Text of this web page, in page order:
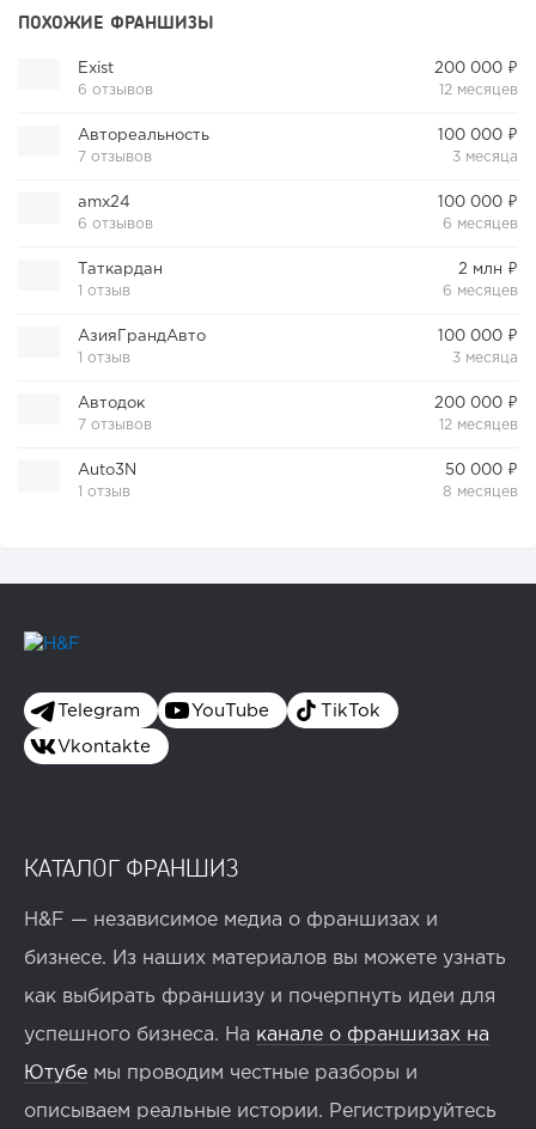
ПОХОЖИЕ ФРАНШИЗЫ
Exist
6 отзывов
200 000 ₽
12 месяцев
Автореальность
7 отзывов
100 000 ₽
3 месяца
amx24
6 отзывов
100 000 ₽
6 месяцев
Таткардан
1 отзыв
2 млн ₽
6 месяцев
АзияГрандАвто
1 отзыв
100 000 ₽
3 месяца
Автодок
7 отзывов
200 000 ₽
12 месяцев
Auto3N
1 отзыв
50 000 ₽
8 месяцев
Telegram YouTube TikTok
Vkontakte
КАТАЛОГ ФРАНШИЗ
H&F — независимое медиа о франшизах и
бизнесе. Из наших материалов вы можете узнать
как выбирать франшизу и почерпнуть идеи для
успешного бизнеса. На канале о франшизах на
Ютубе мы проводим честные разборы и
описываем реальные истории. Регистрируйтесь